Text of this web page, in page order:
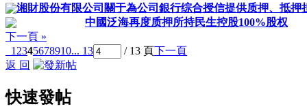
湘財股份有限公司關于為公司銀行综合授信提供质押、抵押
中國泛海再度质押所持民生控股100%股权
下一頁 »
1 2345678910... 13 / 13 頁下一頁
返 回
快速發帖